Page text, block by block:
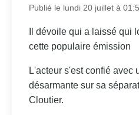
Publié le lundi 20 juillet à
Il dévoile qui a laissé qui
cette populaire émission
L'acteur s'est confié avec
désarmante sur sa
Cloutier.